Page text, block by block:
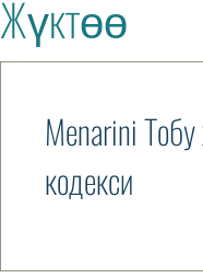
Жүктөө
Menarini
кодекси